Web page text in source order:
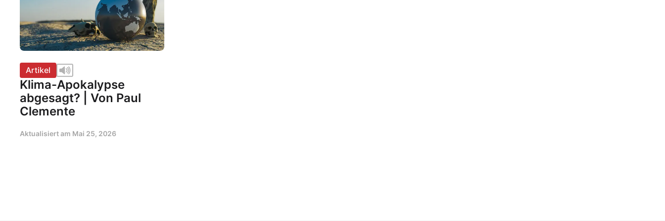
Artikel
Klima-Apokalypse
abgesagt? | Von Paul
Clemente
Aktualisiert am Mai 25, 2026